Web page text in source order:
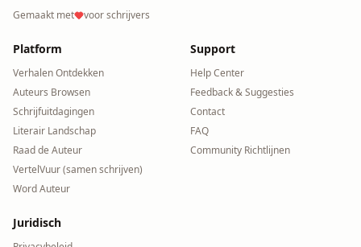
Gemaakt met
voor schrijvers
Platform
Verhalen Ontdekken
Auteurs Browsen
Schrijfuitdagingen
Literair Landschap
Raad de Auteur
VertelVuur (samen schrijven)
Word Auteur
Support
Help Center
Feedback & Suggesties
Contact
FAQ
Community Richtlijnen
Juridisch